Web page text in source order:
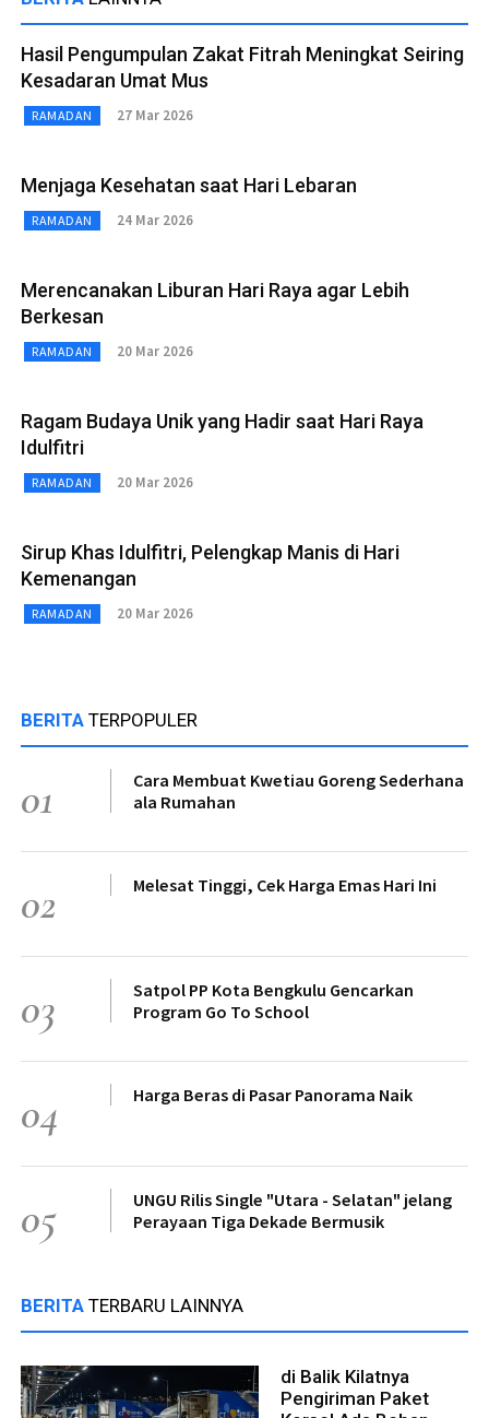
Hasil Pengumpulan Zakat Fitrah Meningkat Seiring
Kesadaran Umat Mus
RAMADAN 27 Mar 2026
Menjaga Kesehatan saat Hari Lebaran
RAMADAN 24 Mar 2026
Merencanakan Liburan Hari Raya agar Lebih
Berkesan
RAMADAN 20 Mar 2026
Ragam Budaya Unik yang Hadir saat Hari Raya
Idulfitri
RAMADAN 20 Mar 2026
Sirup Khas Idulfitri, Pelengkap Manis di Hari
Kemenangan
RAMADAN 20 Mar 2026
BERITA TERPOPULER
01
Cara Membuat Kwetiau Goreng Sederhana
ala Rumahan
02 Melesat Tinggi, Cek Harga Emas Hari Ini
03
Satpol PP Kota Bengkulu Gencarkan
Program Go To School
04 Harga Beras di Pasar Panorama Naik
05
UNGU Rilis Single "Utara - Selatan" jelang
Perayaan Tiga Dekade Bermusik
BERITA TERBARU LAINNYA
di Balik Kilatnya
Pengiriman Paket